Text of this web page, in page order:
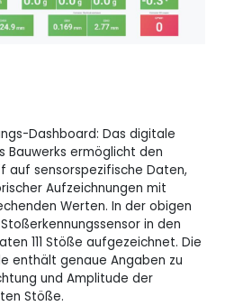
Dashboard: Das digitale
Bauwerks ermöglicht den
auf sensorspezifische Daten,
Aufzeichnungen mit
Werten. In der obigen
in den
111 Stöße aufgezeichnet. Die
enthält genaue Angaben zu
und Amplitude der
Stöße.